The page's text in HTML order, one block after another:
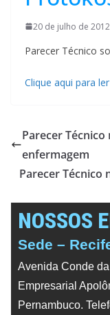
20 de julho de 2012
Parecer Técnico
Clique aqui para
Parecer Técnico
enfermagem
Parecer Técnico
NOSSOS
Sede –
Avenida Conde da
Empresarial
Pernambuco.